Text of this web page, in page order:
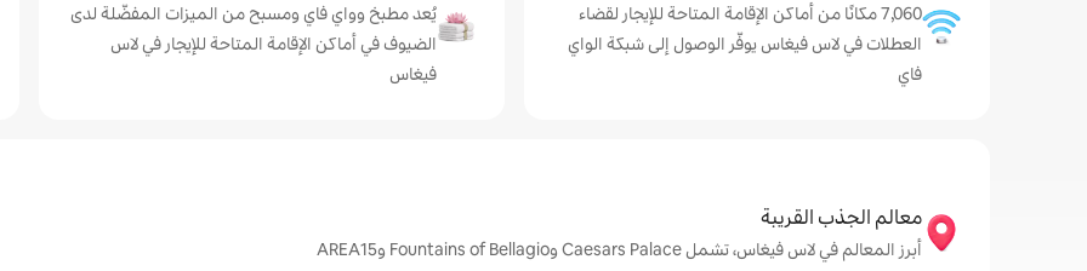
7,060 مكانًا من أماكن الإقامة المتاحة للإيجار لقضاء
العطلات في لاس فيغاس يوفّر الوصول إلى شبكة الواي
فاي
يُعد مطبخ وواي فاي ومسبح من الميزات المفضّلة لدى
الضيوف في أماكن الإقامة المتاحة للإيجار في لاس
فيغاس
معالم الجذب القريبة
أبرز المعالم في لاس فيغاس، تشمل Caesars Palace وFountains of Bellagio وAREA15